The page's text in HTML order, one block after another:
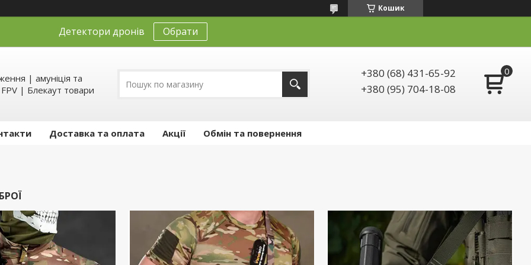
Кошик
Детектори дронів Обрати
| амуніція та
| Блекаут товари
+380 (68) 431-65-92
+380 (95) 704-18-08
Доставка та оплата Акції Обмін та повернення